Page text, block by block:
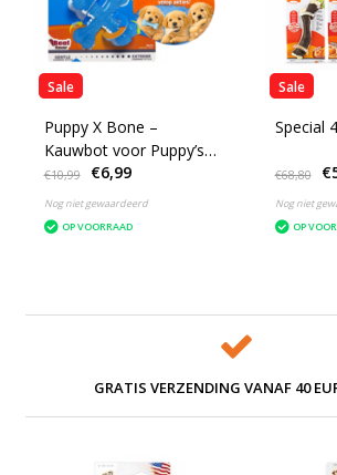
Sale
Puppy X Bone –
Kauwbot voor Puppy’s
XSmall
€10,99 €6,99
Nog niet gewaardeerd
OP VOORRAAD
Sale
Special 4
€68,80
Nog niet
OP
GRATIS VERZENDING VANAF 40